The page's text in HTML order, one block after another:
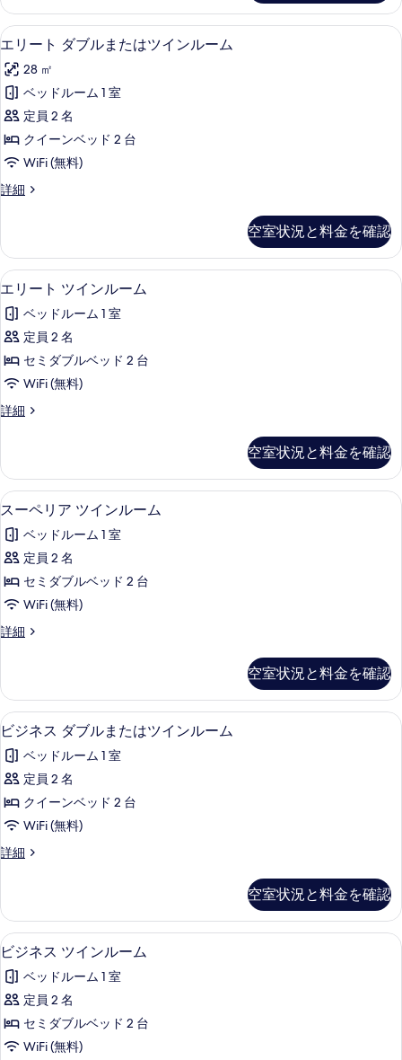
の
写
真
を
表
示
す
の
詳
細
エ
リ
ー
ト
ダ
ブ
ま
は
ツ
イ
ン
ル
ー
ム
の
て
の
写
真
を
表
す
エリート ダブルまたはツインルーム
3
エリート ダブルまたはツインルーム
28 ㎡
ベッドルーム 1 室
定員 2 名
クイーンベッド 2 台
WiFi (無料)
詳細
エ
ダ
ブ
ル
た
は
イ
ン
ー
細
空室状況と料金を確認
エ
リ
ー
ト
ツ
ン
ー
ム
の
す
べ
て
の
写
表
示
す
る
エリート ツインルーム | ミニバーの
3
エリート ツインルーム
ベッドルーム 1 室
定員 2 名
セミダブルベッド 2 台
WiFi (無料)
詳細
エ
ツ
イ
ン
ー
ム
詳
細
空室状況と料金を確認
ス
ー
ペ
リ
ア
イ
ル
ー
ム
の
す
べ
て
の
を
表
示
す
る
スーペリア ツインルーム | ミニバー
3
スーペリア ツインルーム
ベッドルーム 1 室
定員 2 名
セミダブルベッド 2 台
WiFi (無料)
詳細
ス
ア
ツ
イ
ル
ー
の
詳
空室状況と料金を確認
ビ
ジ
ネ
ス
ダ
ル
た
は
ツ
イ
ン
ル
ー
ビジネス ダブルまたはツインルーム
3
ビジネス ダブルまたはツインルーム
ベッドルーム 1 室
定員 2 名
クイーンベッド 2 台
WiFi (無料)
詳細
ビ
ダ
ブ
ル
た
は
イ
ン
空室状況と料金を確認
ビ
ジ
ネ
ス
ツ
ビジネス ツインルーム | ミニバーの
3
ビジネス ツインルーム
ベッドルーム 1 室
定員 2 名
セミダブルベッド 2 台
WiFi (無料)